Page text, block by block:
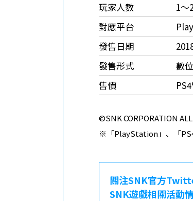
玩家人數
1～
對應平台
發售日期
發售形式
數
售價
©SNK CORPORATION
※「PlayStation」、「
關注SNK官方
SNK遊戲相關活動